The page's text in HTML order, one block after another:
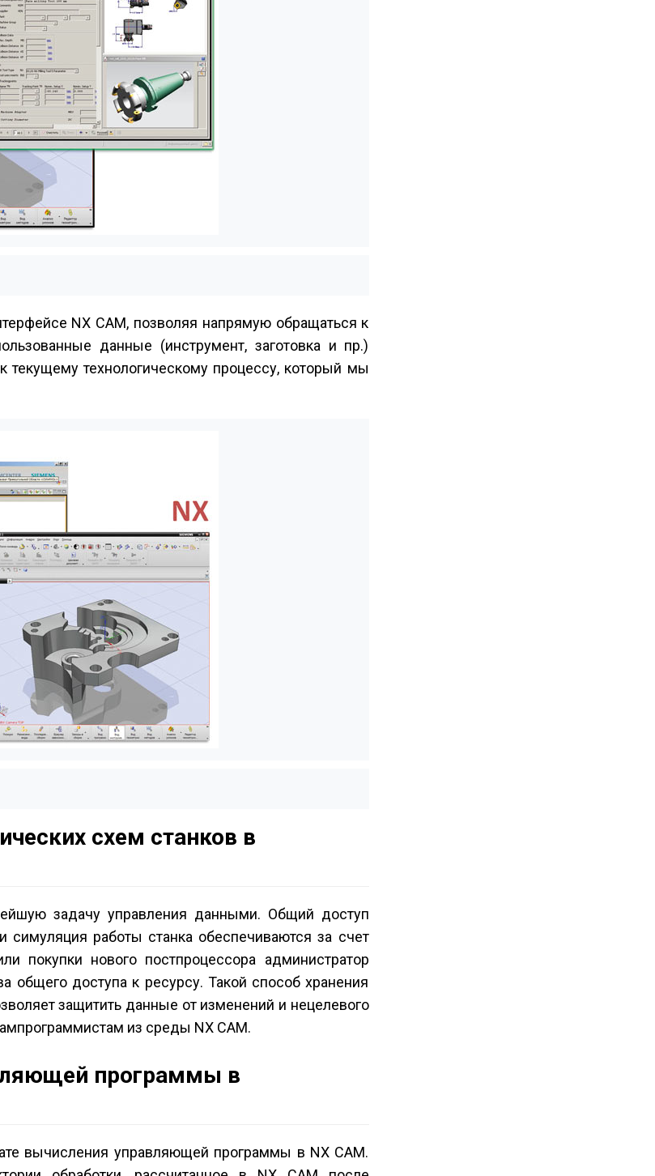
NX CAM, позволяя напрямую обращаться к
данные (инструмент, заготовка и пр.)
технологическому процессу, который мы
схем станков в
задачу управления данными. Общий доступ
работы станка обеспечиваются за счет
покупки нового постпроцессора администратор
общего доступа к ресурсу. Такой способ хранения
защитить данные от изменений и нецелевого
из среды NX СAM.
программы в
вычисления управляющей программы в NX CAM.